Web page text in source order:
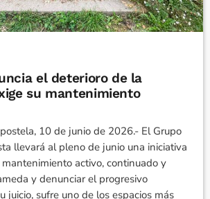
el deterioro de la
su mantenimiento
10 de junio de 2026.- El Grupo
llevará al pleno de junio una iniciativa
activo, continuado y
y denunciar el progresivo
juicio, sufre uno de los espacios más